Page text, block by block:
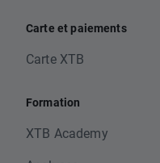
Carte et paiements
Carte XTB
Formation
XTB Academy